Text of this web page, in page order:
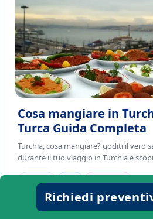
Cosa mangiare in
Turca Guida Completa
Turchia, cosa mangiare? goditi il vero
durante il tuo viaggio in Turchia e
è il frutto della fusione di tradizioni
mediterranee e asiatiche.
viaggio cibo avventure
Richiedi